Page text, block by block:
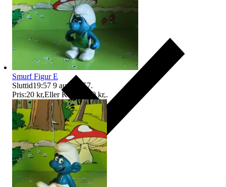
Smurf Figur E
Sluttid19:57 9 aug 19:57.
Pris:20 kr,Eller Köp nu 30 kr,.